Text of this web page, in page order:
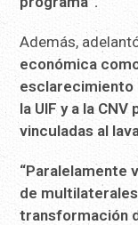
Además,
económica
esclarecimiento
la UIF y a la
vinculadas al
“Paralelamente
de
transformación